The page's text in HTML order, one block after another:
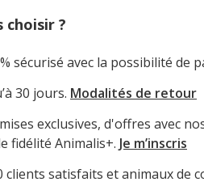
choisir ?
sécurisé avec la possibilité de
30 jours. Modalités de retour
exclusives, d'offres avec
fidélité Animalis+. Je m’inscris
clients satisfaits et animaux de